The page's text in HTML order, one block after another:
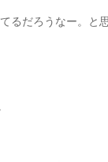
るだろうなー。と